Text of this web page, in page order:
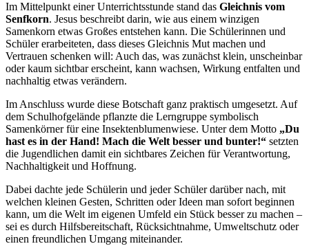
Im Mittelpunkt einer Unterrichtsstunde stand das Gleichnis vom
Senfkorn. Jesus beschreibt darin, wie aus einem winzigen
Samenkorn etwas Großes entstehen kann. Die Schülerinnen und
Schüler erarbeiteten, dass dieses Gleichnis Mut machen und
Vertrauen schenken will: Auch das, was zunächst klein, unscheinbar
oder kaum sichtbar erscheint, kann wachsen, Wirkung entfalten und
nachhaltig etwas verändern.
Im Anschluss wurde diese Botschaft ganz praktisch umgesetzt. Auf
dem Schulhofgelände pflanzte die Lerngruppe symbolisch
Samenkörner für eine Insektenblumenwiese. Unter dem Motto „Du
hast es in der Hand! Mach die Welt besser und bunter!“ setzten
die Jugendlichen damit ein sichtbares Zeichen für Verantwortung,
Nachhaltigkeit und Hoffnung.
Dabei dachte jede Schülerin und jeder Schüler darüber nach, mit
welchen kleinen Gesten, Schritten oder Ideen man sofort beginnen
kann, um die Welt im eigenen Umfeld ein Stück besser zu machen –
sei es durch Hilfsbereitschaft, Rücksichtnahme, Umweltschutz oder
einen freundlichen Umgang miteinander.